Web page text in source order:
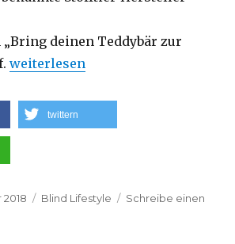
deinen Teddybär zur
„Mal was Kleines zwischendurch
weiterlesen
twittern
Kategorien
Blind Lifestyle
Schreibe einen